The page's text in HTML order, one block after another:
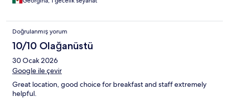
Doğrulanmış yorum
10/10 Olağanüstü
30 Ocak 2026
Google ile çevir
Great location, good choice for breakfast and staff extremely
helpful.